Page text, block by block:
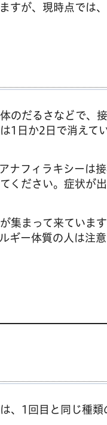
すが、現時点では
のだるさなどで、
1日か2日で消えて
ナフィラキシーは
ください。症状が
集まって来ていま
ギー体質の人は注
、1回目と同じ種類